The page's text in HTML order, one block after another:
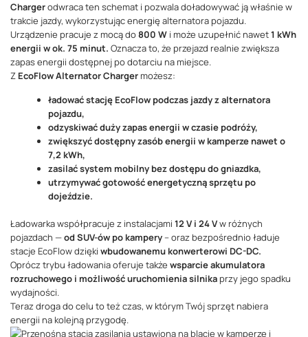
Chargerodwraca ten schemat i pozwala doładowywać ją właśnie w
trakcie jazdy, wykorzystując energię alternatora pojazdu.
Urządzenie pracuje z mocą do800 W i może uzupełnić nawet1 kWh
energii w ok. 75 minut. Oznacza to, że przejazd realnie zwiększa
zapas energii dostępnej po dotarciu na miejsce.
Z EcoFlow Alternator Charger możesz:
ładować stację EcoFlow podczas jazdy z alternatora
pojazdu,
odzyskiwać duży zapas energii w czasie podróży,
zwiększyć dostępny zasób energii w kamperze nawet o
7,2 kWh,
zasilać system mobilny bez dostępu do gniazdka,
utrzymywać gotowość energetyczną sprzętu po
dojeździe.
Ładowarka współpracuje z instalacjami 12 V i 24 Vw różnych
pojazdach —od SUV-ów po kampery – oraz bezpośrednio ładuje
stacje EcoFlow dzięki wbudowanemu konwerterowi DC-DC.
Oprócz trybu ładowania oferuje także wsparcie akumulatora
rozruchowego i możliwość uruchomienia silnika przy jego spadku
wydajności.
Teraz droga do celu to też czas, w którym Twój sprzęt nabiera
energii na kolejną przygodę.